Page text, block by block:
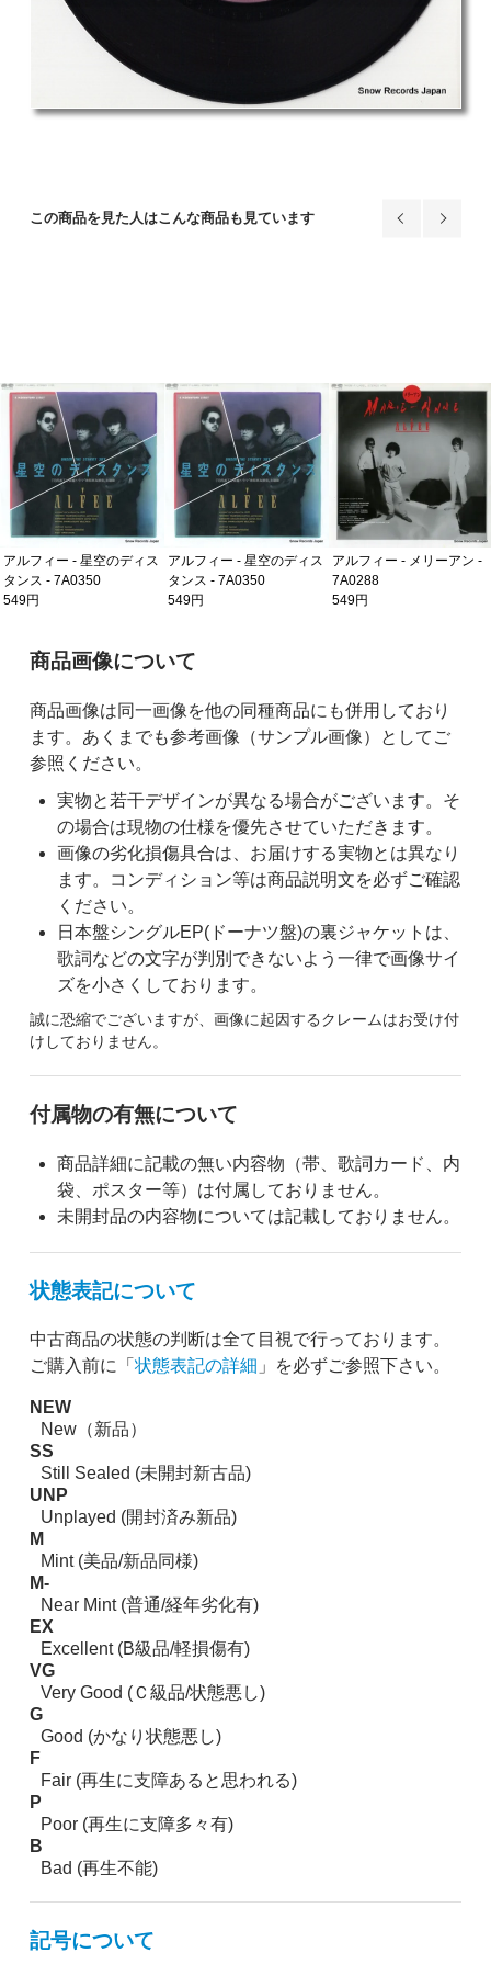
この商品を見た人はこんな商品も見ています
アルフィー - 星空のディス
タンス - 7A0350
549円
アルフィー - 星空のディス
タンス - 7A0350
549円
アルフィー - メリーアン -
7A0288
549円
ご購入前の注意事項
商品画像について
商品画像は同一画像を他の同種商品にも併用しており
ます。あくまでも参考画像（サンプル画像）としてご
参照ください。
実物と若干デザインが異なる場合がございます。そ
の場合は現物の仕様を優先させていただきます。
画像の劣化損傷具合は、お届けする実物とは異なり
ます。コンディション等は商品説明文を必ずご確認
ください。
日本盤シングルEP(ドーナツ盤)の裏ジャケットは、
歌詞などの文字が判別できないよう一律で画像サイ
ズを小さくしております。
誠に恐縮でございますが、画像に起因するクレームはお受け付
けしておりません。
付属物の有無について
商品詳細に記載の無い内容物（帯、歌詞カード、内
袋、ポスター等）は付属しておりません。
未開封品の内容物については記載しておりません。
状態表記について
中古商品の状態の判断は全て目視で行っております。
ご購入前に「 状態表記の詳細 」を必ずご参照下さい。
NEW
New（新品）
SS
Still Sealed (未開封新古品)
UNP
Unplayed (開封済み新品)
M
Mint (美品/新品同様)
M-
Near Mint (普通/経年劣化有)
EX
Excellent (B級品/軽損傷有)
VG
Very Good (Ｃ級品/状態悪し)
G
Good (かなり状態悪し)
F
Fair (再生に支障あると思われる)
P
Poor (再生に支障多々有)
B
Bad (再生不能)
記号について